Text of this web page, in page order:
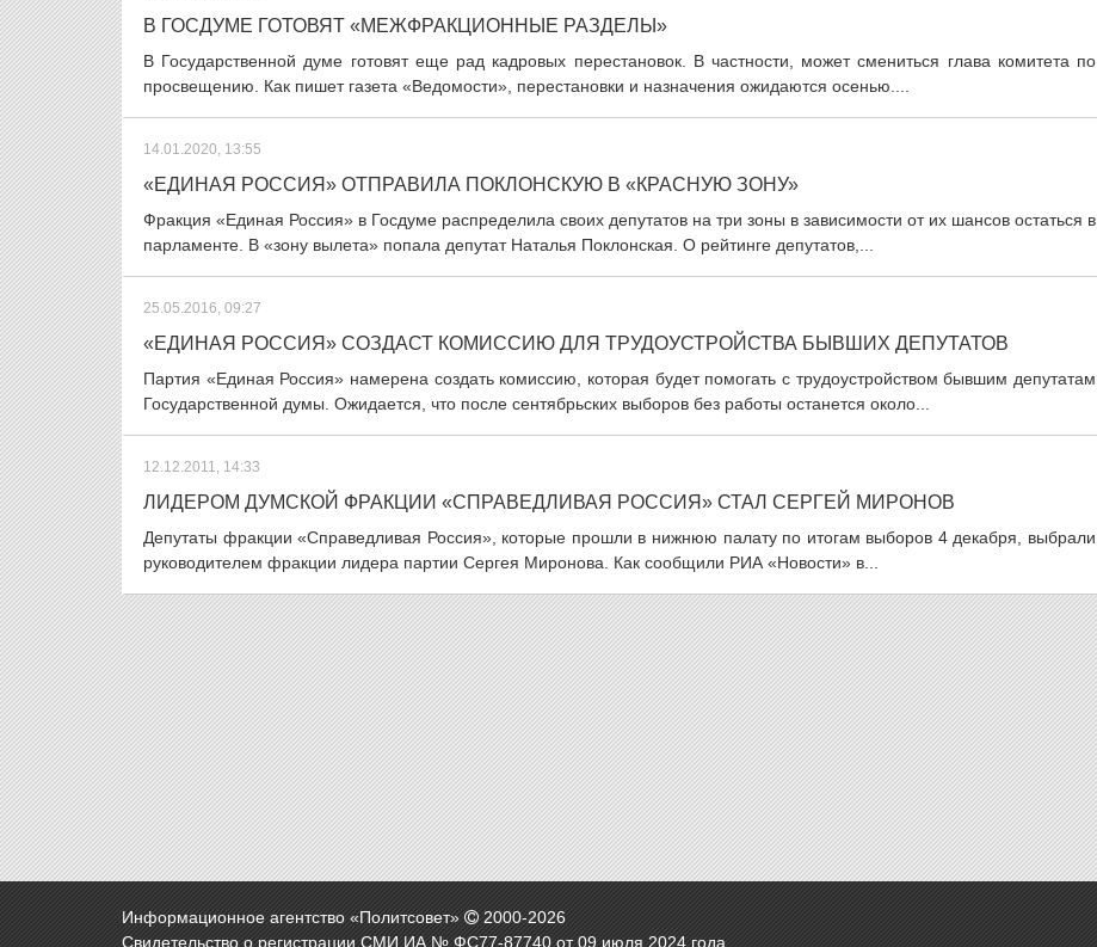
В ГОСДУМЕ ГОТОВЯТ «МЕЖФРАКЦИОННЫЕ РАЗДЕЛЫ»
В Государственной думе готовят еще рад кадровых перестановок. В частности, может смениться глава комитета по
просвещению. Как пишет газета «Ведомости», перестановки и назначения ожидаются осенью....
14.01.2020, 13:55
«ЕДИНАЯ РОССИЯ» ОТПРАВИЛА ПОКЛОНСКУЮ В «КРАСНУЮ ЗОНУ»
Фракция «Единая Россия» в Госдуме распределила своих депутатов на три зоны в зависимости от их шансов остаться в
парламенте. В «зону вылета» попала депутат Наталья Поклонская. О рейтинге депутатов,...
25.05.2016, 09:27
«ЕДИНАЯ РОССИЯ» СОЗДАСТ КОМИССИЮ ДЛЯ ТРУДОУСТРОЙСТВА БЫВШИХ ДЕПУТАТОВ
Партия «Единая Россия» намерена создать комиссию, которая будет помогать с трудоустройством бывшим депутатам
Государственной думы. Ожидается, что после сентябрьских выборов без работы останется около...
12.12.2011, 14:33
ЛИДЕРОМ ДУМСКОЙ ФРАКЦИИ «СПРАВЕДЛИВАЯ РОССИЯ» СТАЛ СЕРГЕЙ МИРОНОВ
Депутаты фракции «Справедливая Россия», которые прошли в нижнюю палату по итогам выборов 4 декабря, выбрали
руководителем фракции лидера партии Сергея Миронова. Как сообщили РИА «Новости» в...
Информационное агентство «Политсовет» 2000-2026
Свидетельство о регистрации СМИ ИА № ФС77-87740 от 09 июля 2024 года.